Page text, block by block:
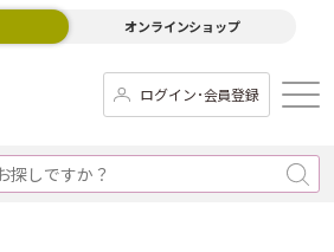
オンラインショップ
ログイン･会員登録